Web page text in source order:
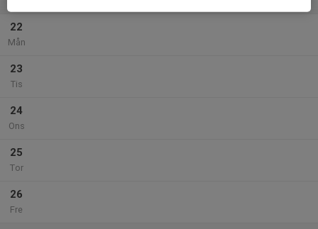
22
Mån
23
Tis
24
Ons
25
Tor
26
Fre